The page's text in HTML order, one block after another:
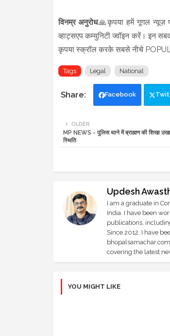
विनम्र अनुरोध🙏कृपया हमें गूगल न्यूज़
व्हाट्सएप कम्युनिटी ज्वॉइन करें। इन
कृपया स्क्रॉल करके सबसे नीचे
Tags Legal National
Facebook
OLDER
MP NEWS - पुलिस थाने में ब्राह्मण की शिखा
स्थिति
Updesh
I am a graduate in
India. I have been
publications,
Since 2012, I have
covering the latest
YOU MIGHT LIKE